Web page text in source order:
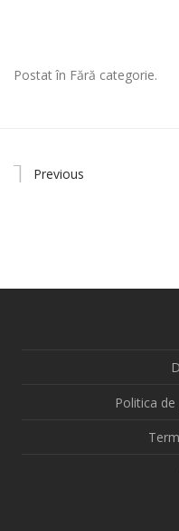
Postat în Fără categorie.
Previous
Politica